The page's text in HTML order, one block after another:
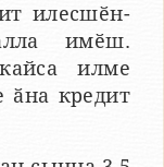
илесшӗн-
имӗш.
илме
ӑна кредит